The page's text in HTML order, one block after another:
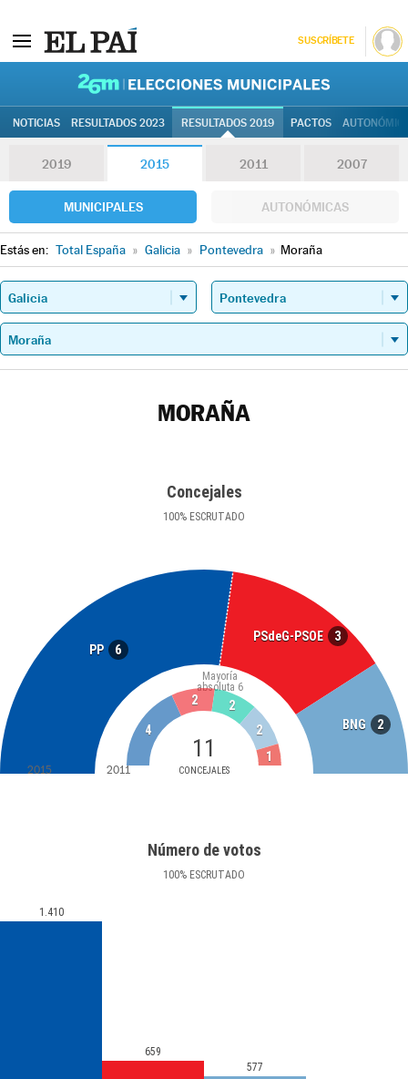
SUSCRÍBETE
NOTICIAS RESULTADOS 2023 RESULTADOS 2019 PACTOS
2019 2015 2011 2007
MUNICIPALES AUTONÓMICAS
Estás en: Total España » Galicia » Pontevedra » Moraña
MORAÑA
Concejales
100% ESCRUTADO
PP 6
PSdeG-PSOE 3
BNG 2
11
CONCEJALES
Mayoría
absoluta 6
4
2
2
2
1
2015 2011
Número de votos
100% ESCRUTADO
1.410
659
577